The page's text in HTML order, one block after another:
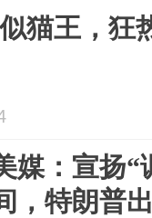
猫王，狂
媒：宣扬“
，特朗普